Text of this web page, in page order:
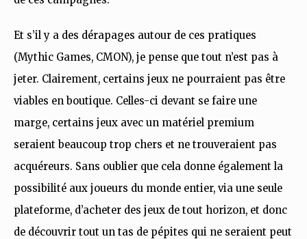
Et s’il y a des dérapages autour de ces pratiques
(Mythic Games, CMON), je pense que tout n’est pas à
jeter. Clairement, certains jeux ne pourraient pas être
viables en boutique. Celles-ci devant se faire une
marge, certains jeux avec un matériel premium
seraient beaucoup trop chers et ne trouveraient pas
acquéreurs. Sans oublier que cela donne également la
possibilité aux joueurs du monde entier, via une seule
plateforme, d’acheter des jeux de tout horizon, et donc
de découvrir tout un tas de pépites qui ne seraient peut